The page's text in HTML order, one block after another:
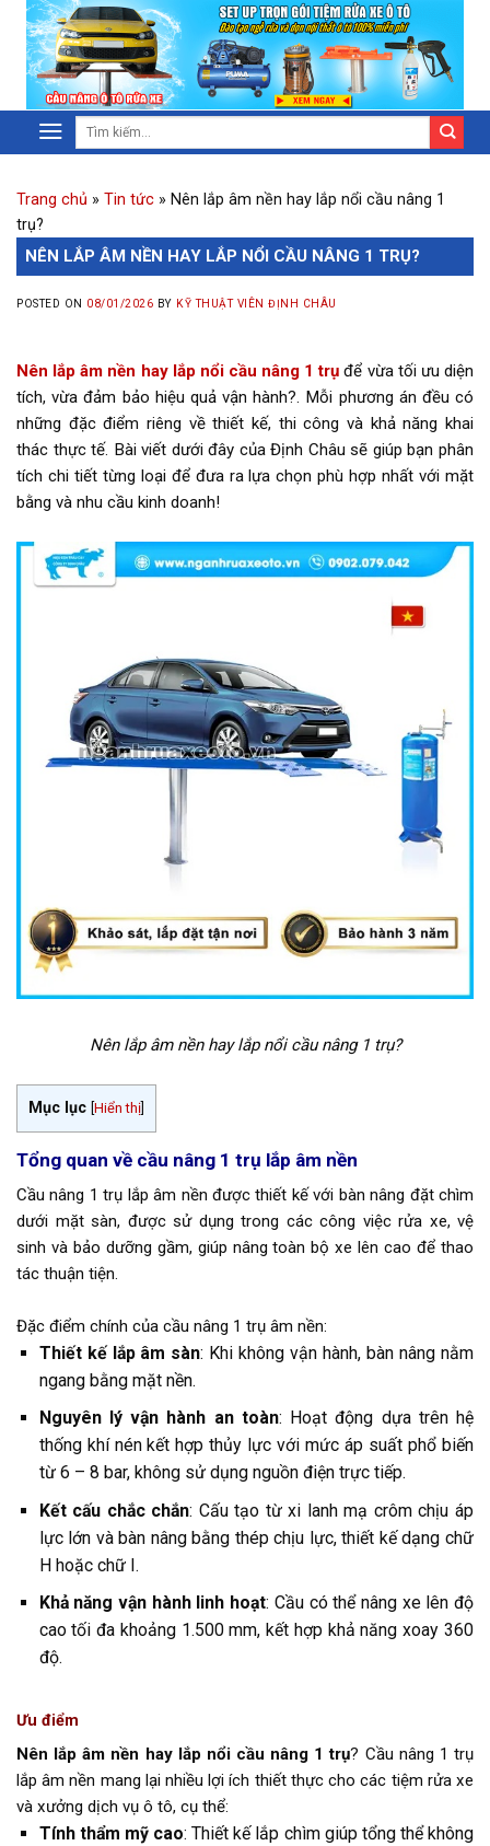
Trang chủ » Tin tức » Nên lắp âm nền hay lắp nổi cầu nâng 1
trụ?
NÊN LẮP ÂM NỀN HAY LẮP NỔI CẦU NÂNG 1 TRỤ?
POSTED ON 08/01/2026 BY KỸ THUẬT VIÊN ĐỊNH CHÂU
Nên lắp âm nền hay lắp nổi cầu nâng 1 trụ để vừa tối ưu diện
tích, vừa đảm bảo hiệu quả vận hành?. Mỗi phương án đều có
những đặc điểm riêng về thiết kế, thi công và khả năng khai
thác thực tế. Bài viết dưới đây của Định Châu sẽ giúp bạn phân
tích chi tiết từng loại để đưa ra lựa chọn phù hợp nhất với mặt
bằng và nhu cầu kinh doanh!
Nên lắp âm nền hay lắp nổi cầu nâng 1 trụ?
Mục lục Hiển thị
Tổng quan về cầu nâng 1 trụ lắp âm nền
Cầu nâng 1 trụ lắp âm nền được thiết kế với bàn nâng đặt chìm
dưới mặt sàn, được sử dụng trong các công việc rửa xe, vệ
sinh và bảo dưỡng gầm, giúp nâng toàn bộ xe lên cao để thao
tác thuận tiện.
Đặc điểm chính của cầu nâng 1 trụ âm nền:
Thiết kế lắp âm sàn: Khi không vận hành, bàn nâng nằm
ngang bằng mặt nền.
Nguyên lý vận hành an toàn: Hoạt động dựa trên hệ
thống khí nén kết hợp thủy lực với mức áp suất phổ biến
từ 6 – 8 bar, không sử dụng nguồn điện trực tiếp.
Kết cấu chắc chắn: Cấu tạo từ xi lanh mạ crôm chịu áp
lực lớn và bàn nâng bằng thép chịu lực, thiết kế dạng chữ
H hoặc chữ I.
Khả năng vận hành linh hoạt: Cầu có thể nâng xe lên độ
cao tối đa khoảng 1.500 mm, kết hợp khả năng xoay 360
độ.
Ưu điểm
Nên lắp âm nền hay lắp nổi cầu nâng 1 trụ? Cầu nâng 1 trụ
lắp âm nền mang lại nhiều lợi ích thiết thực cho các tiệm rửa xe
và xưởng dịch vụ ô tô, cụ thể:
Tính thẩm mỹ cao: Thiết kế lắp chìm giúp tổng thể không